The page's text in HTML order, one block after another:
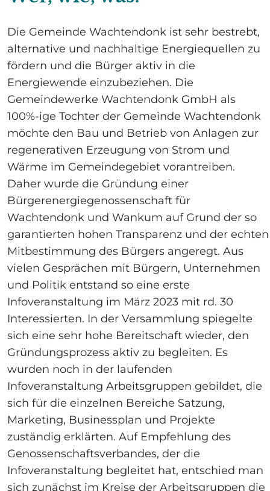
Die Gemeinde Wachtendonk ist sehr bestrebt,
alternative und nachhaltige Energiequellen zu
fördern und die Bürger aktiv in die
Energiewende einzubeziehen. Die
Gemeindewerke Wachtendonk GmbH als
100%-ige Tochter der Gemeinde Wachtendonk
möchte den Bau und Betrieb von Anlagen zur
regenerativen Erzeugung von Strom und
Wärme im Gemeindegebiet vorantreiben.
Daher wurde die Gründung einer
Bürgerenergiegenossenschaft für
Wachtendonk und Wankum auf Grund der so
garantierten hohen Transparenz und der echten
Mitbestimmung des Bürgers angeregt. Aus
vielen Gesprächen mit Bürgern, Unternehmen
und Politik entstand so eine erste
Infoveranstaltung im März 2023 mit rd. 30
Interessierten. In der Versammlung spiegelte
sich eine sehr hohe Bereitschaft wieder, den
Gründungsprozess aktiv zu begleiten. Es
wurden noch in der laufenden
Infoveranstaltung Arbeitsgruppen gebildet, die
sich für die einzelnen Bereiche Satzung,
Marketing, Businessplan und Projekte
zuständig erklärten. Auf Empfehlung des
Genossenschaftsverbandes, der die
Infoveranstaltung begleitet hat, entschied man
sich zunächst im Kreise der Arbeitsgruppen die